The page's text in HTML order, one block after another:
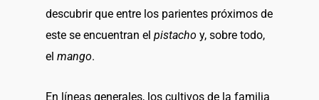
descubrir que entre los parientes próximos de
este se encuentran el pistacho y, sobre todo,
el mango.
En líneas generales, los cultivos de la familia